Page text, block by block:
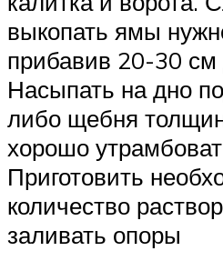
выкопать ямы
прибавив 20-30 см
Насыпать на дно
либо щебня
хорошо
Приготовить
количество
заливать опоры